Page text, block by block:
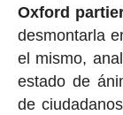
Oxford
desmontarla
el mismo,
estado de
de